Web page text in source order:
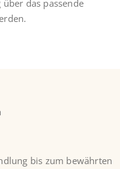
das passende
bis zum bewährten